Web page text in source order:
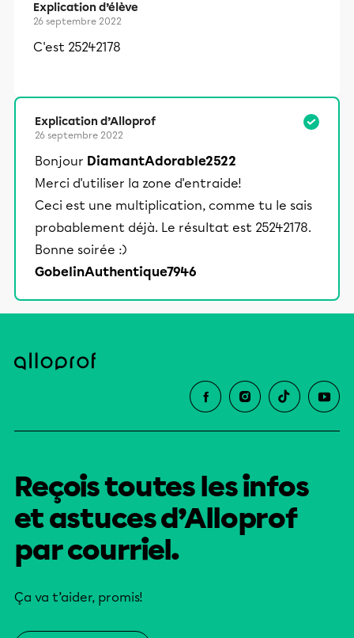
Explication d’élève
26 septembre 2022
C'est 25242178
Explication d’Alloprof
26 septembre 2022
Bonjour DiamantAdorable2522
Merci d'utiliser la zone d'entraide!
Ceci est une multiplication, comme tu le sais
probablement déjà. Le résultat est 25242178.
Bonne soirée :)
GobelinAuthentique7946
Reçois toutes les infos
et astuces d’Alloprof
par courriel.
Ça va t’aider, promis!